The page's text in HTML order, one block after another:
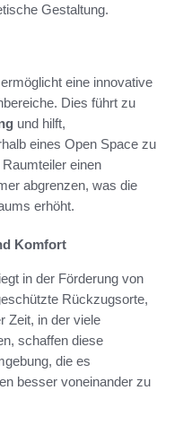
Gestaltung.
eine innovative
Dies führt zu
und hilft,
eines Open Space zu
einen
abgrenzen, was die
erhöht.
Komfort
in der Förderung von
Rückzugsorte,
Zeit, in der viele
schaffen diese
die es
besser voneinander zu